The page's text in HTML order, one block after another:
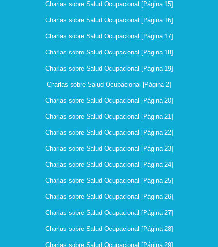
Charlas sobre Salud Ocupacional [Página 15]
Charlas sobre Salud Ocupacional [Página 16]
Charlas sobre Salud Ocupacional [Página 17]
Charlas sobre Salud Ocupacional [Página 18]
Charlas sobre Salud Ocupacional [Página 19]
Charlas sobre Salud Ocupacional [Página 2]
Charlas sobre Salud Ocupacional [Página 20]
Charlas sobre Salud Ocupacional [Página 21]
Charlas sobre Salud Ocupacional [Página 22]
Charlas sobre Salud Ocupacional [Página 23]
Charlas sobre Salud Ocupacional [Página 24]
Charlas sobre Salud Ocupacional [Página 25]
Charlas sobre Salud Ocupacional [Página 26]
Charlas sobre Salud Ocupacional [Página 27]
Charlas sobre Salud Ocupacional [Página 28]
Charlas sobre Salud Ocupacional [Página 29]